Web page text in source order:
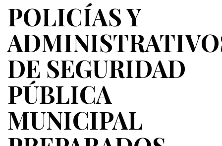
POLICÍAS Y
DE SEGURIDAD
PÚBLICA
MUNICIPAL